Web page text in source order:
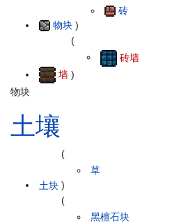
物块
砖
)
墙
(
砖墙
)
物块
土壤
土块
(
草
)
(
黑檀石块